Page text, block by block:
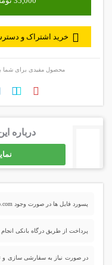
خرید اشتراک و
محصول مفیدی برای شما
درباره
پسورد فایل ها در صورت وجود www.vatanphoto.com
پرداخت از طریق درگاه بانکی
در صورت نیاز به سفارشی سازی و